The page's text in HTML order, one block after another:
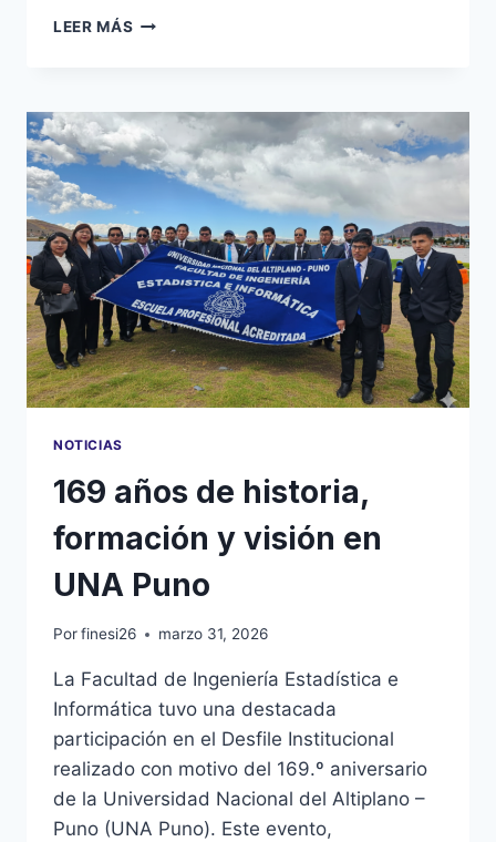
LEER MÁS DÍA
NOTICIAS
169 años de historia,
formación y visión en
UNA Puno
Porfinesi26 marzo 31, 2026
La Facultad de Ingeniería Estadística e
Informática tuvo una destacada
participación en el Desfile Institucional
realizado con motivo del 169.º aniversario
de la Universidad Nacional del Altiplano –
Puno (UNA Puno). Este evento,